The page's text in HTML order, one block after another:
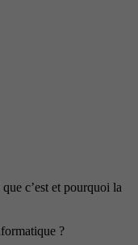
c’est et pourquoi la
?